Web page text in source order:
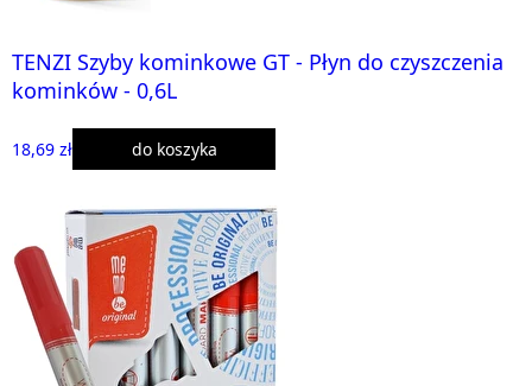
TENZI Szyby kominkowe GT - Płyn do czyszczenia
kominków - 0,6L
18,69 zł do koszyka